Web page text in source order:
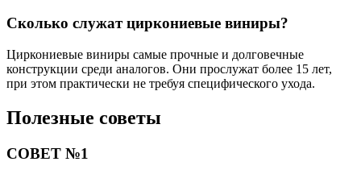
Сколько служат циркониевые виниры?
Циркониевые виниры самые прочные и долговечные
конструкции среди аналогов. Они прослужат более 15 лет,
при этом практически не требуя специфического ухода.
Полезные советы
СОВЕТ №1